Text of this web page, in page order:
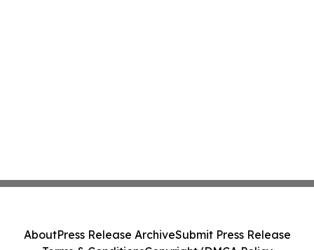
AboutPress Release ArchiveSubmit Press Release